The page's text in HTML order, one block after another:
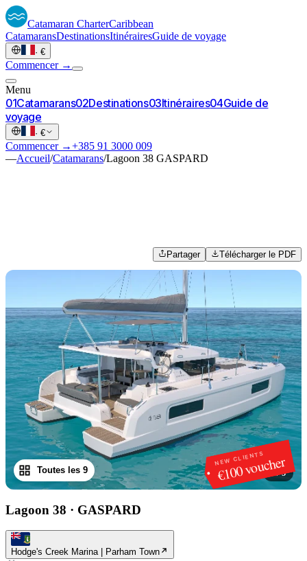
Catamaran CharterCaribbean
CatamaransDestinationsItinérairesGuide de voyage
· €
Commencer →
Menu
01Catamarans02Destinations03Itinéraires04Guide de
voyage
· €
Commencer →+385 91 3000 009
—Accueil/Catamarans/Lagoon 38 GASPARD
Partager Télécharger le PDF
NEW CLIENTS
€100 voucher
1 /9
Toutes les 9
Lagoon 38 · GASPARD
Hodge's Creek Marina | Parham Town